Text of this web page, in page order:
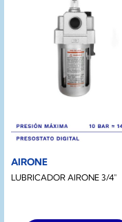
AIRONE
LUBRICADOR AIRONE 3/4″